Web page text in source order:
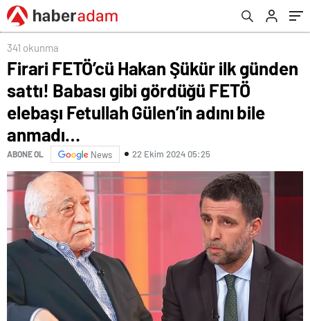
Gülen’in adını bile anmadı…
341 okunma
Firari FETÖ’cü Hakan Şükür ilk günden
sattı! Babası gibi gördüğü FETÖ
elebaşı Fetullah Gülen’in adını bile
anmadı…
ABONE OL News 22 Ekim 2024 05:25